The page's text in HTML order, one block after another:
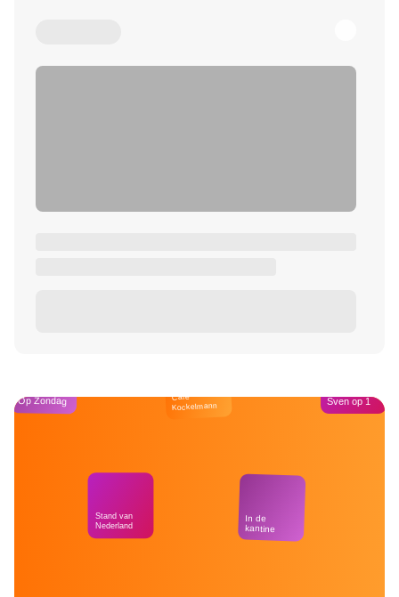
Op Zondag
Stand van
Nederland
Café
Kockelmann
In de
kantine
Sven op 1